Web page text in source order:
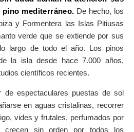
mediterráneo. De hecho, los
y Formentera las Islas Pitiusas
verde que se extiende por sus
largo de todo el año. Los pinos
la isla desde hace 7.000 años,
científicos recientes.
de espectaculares puestas de sol
en aguas cristalinas, recorrer
vides y frutales, perfumados por
crecen sin orden por todos los